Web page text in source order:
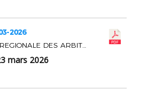
2026
COMMISSION REGIONALE DES ARBITRES
mars 2026